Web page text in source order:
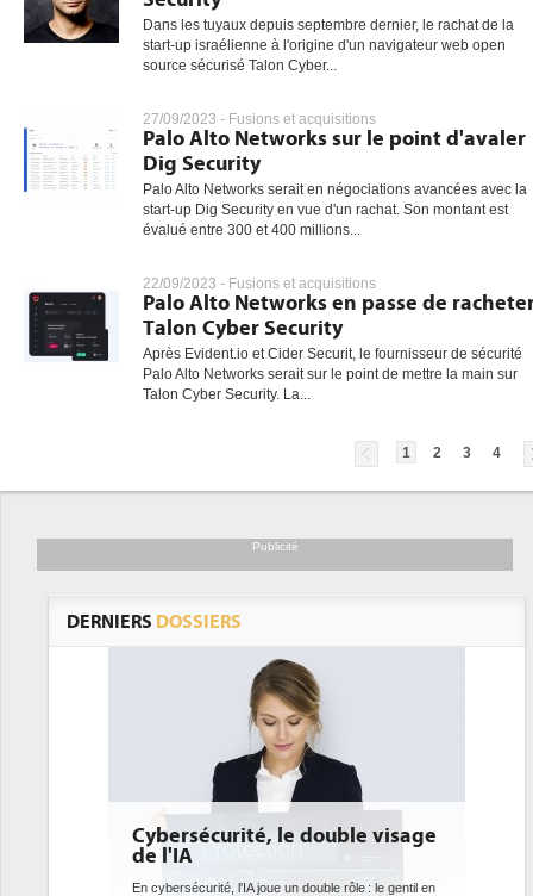
Dans les tuyaux depuis septembre dernier, le rachat de la
start-up israélienne à l'origine d'un navigateur web open
source sécurisé Talon Cyber...
27/09/2023 - Fusions et acquisitions
Palo Alto Networks sur le point d'avaler
Dig Security
Palo Alto Networks serait en négociations avancées avec la
start-up Dig Security en vue d'un rachat. Son montant est
évalué entre 300 et 400 millions...
22/09/2023 - Fusions et acquisitions
Palo Alto Networks en passe de
Talon Cyber Security
Après Evident.io et Cider Securit, le fournisseur de sécurité
Palo Alto Networks serait sur le point de mettre la main sur
Talon Cyber Security. La...
1 2 3 4
Publicité
DERNIERS DOSSIERS
le double visage
l'IA joue un double rôle : le gentil en
DEE: l'efficacité
bientôt une obligation
datacenters